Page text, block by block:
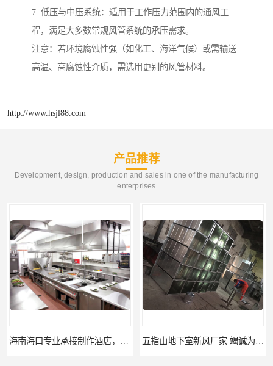
7. 低压与中压系统：适用于工作压力范围内的通风工
程，满足大多数常规风管系统的承压需求。
注意：若环境腐蚀性强（如化工、海洋气候）或需输送
高温、高腐蚀性介质，需选用更别的风管材料。
http://www.hsjl88.com
产品推荐
Development, design, production and sales in one of the manufacturing
enterprises
海南海口专业承接制作酒店，学校、商场、餐馆等商业厨房排烟、消防排烟、新风排风等系统工程 五指山地下室新风厂家 竭诚为您服务